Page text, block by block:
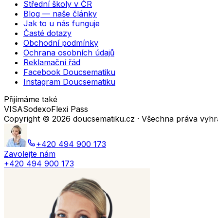
Střední školy v ČR
Blog — naše články
Jak to u nás funguje
Časté dotazy
Obchodní podmínky
Ochrana osobních údajů
Reklamační řád
Facebook Doucsematiku
Instagram Doucsematiku
Přijímáme také
VISASodexoFlexi Pass
Copyright © 2026 doucsematiku.cz · Všechna práva
+420 494 900 173
Zavolejte nám
+420 494 900 173